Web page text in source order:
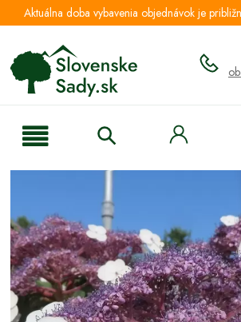
Aktuálna doba vybavenia objednávok je